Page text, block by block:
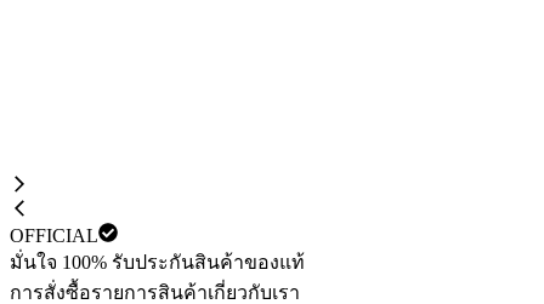
OFFICIAL
มั่นใจ 100% รับประกันสินค้าของแท้
การสั่งซื้อรายการสินค้าเกี่ยวกับเรา